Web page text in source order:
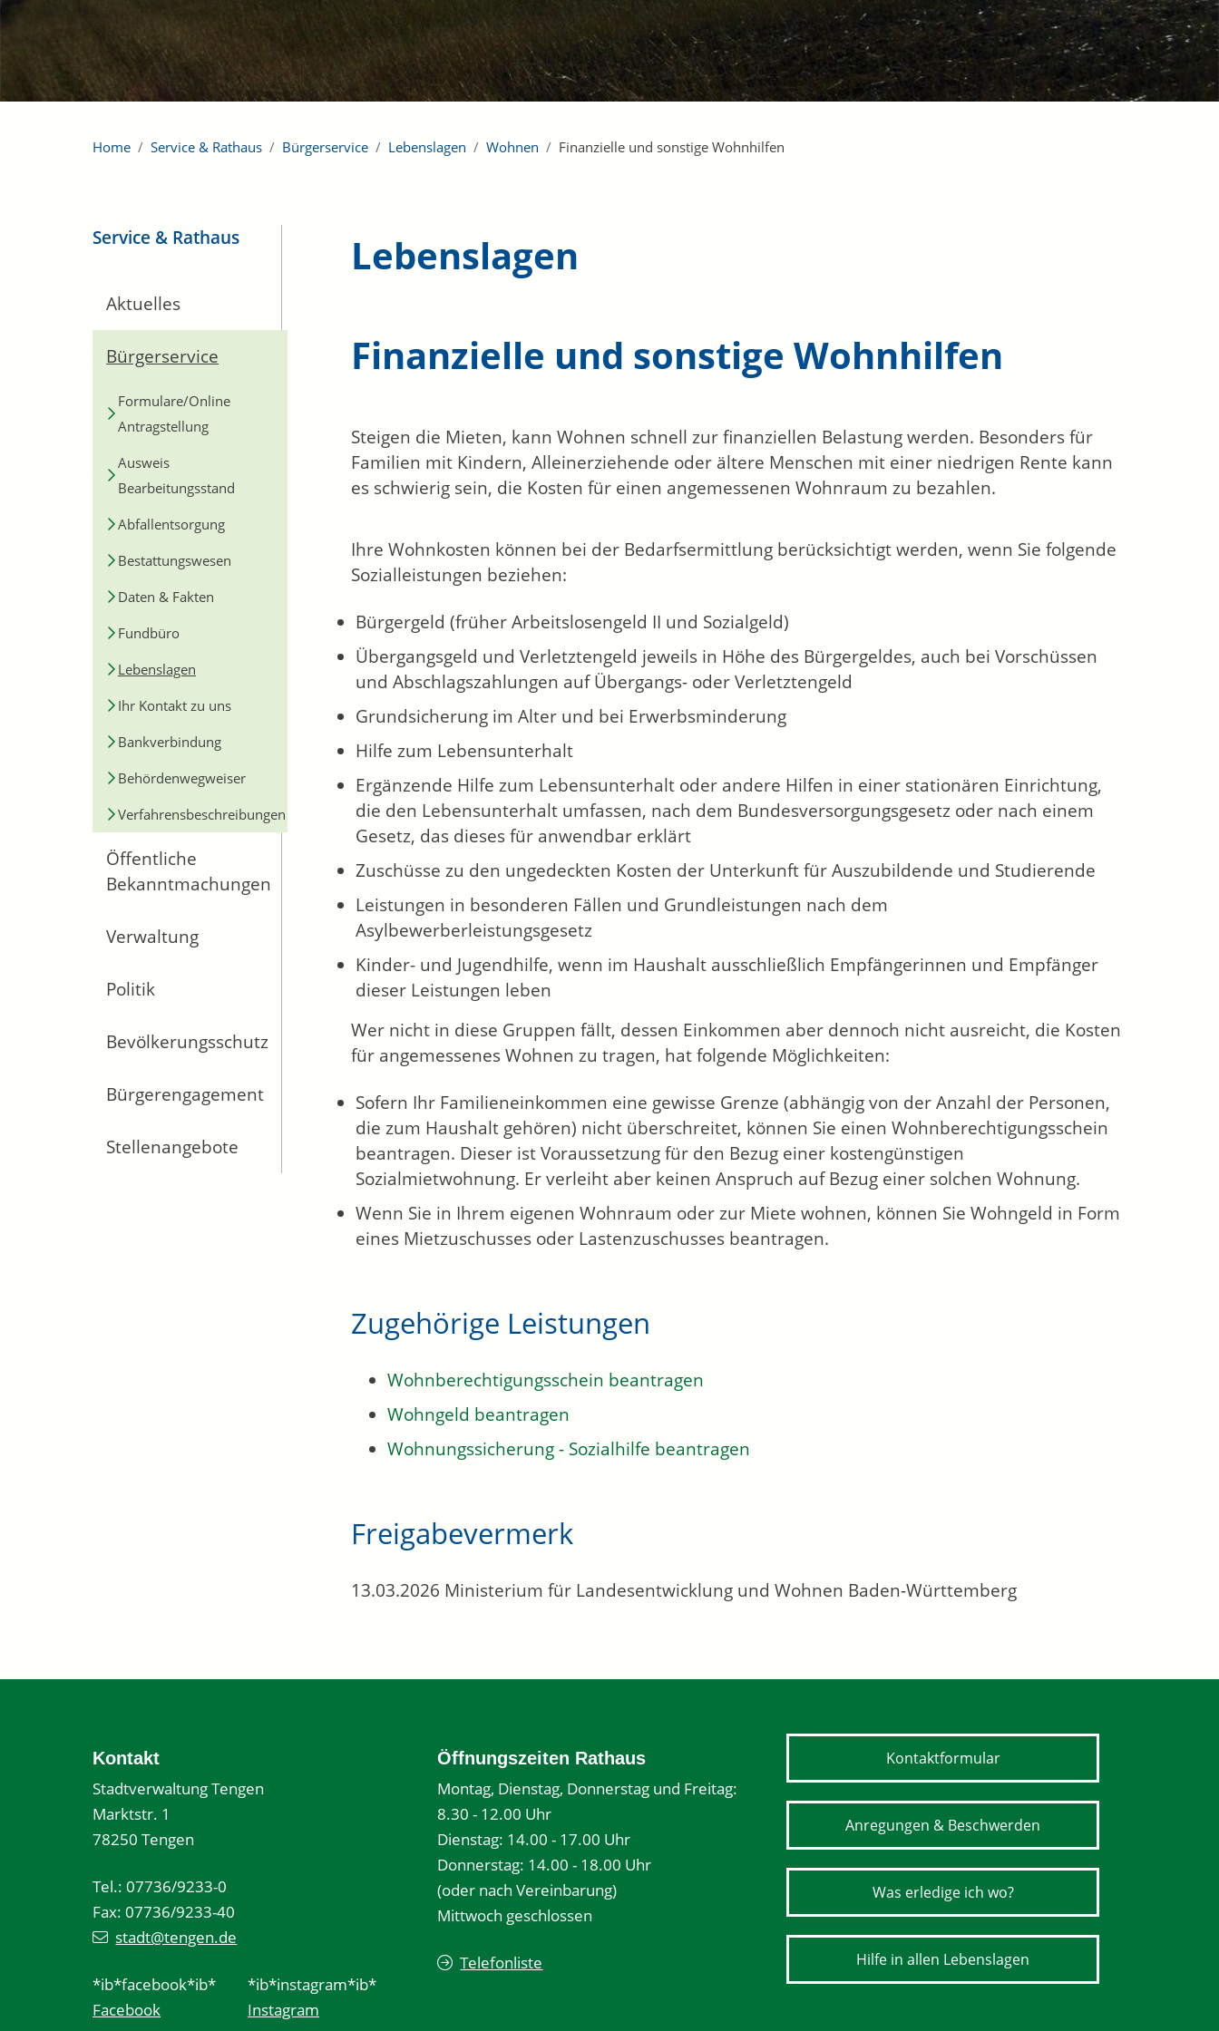
Home Service & Rathaus Bürgerservice Lebenslagen Wohnen Finanzielle und sonstige Wohnhilfen
Service & Rathaus
Aktuelles
Bürgerservice
Formulare/Online
Antragstellung
Ausweis
Bearbeitungsstand
Abfallentsorgung
Bestattungswesen
Daten & Fakten
Fundbüro
Lebenslagen
Ihr Kontakt zu uns
Bankverbindung
Behördenwegweiser
Verfahrensbeschreibungen
Öffentliche
Bekanntmachungen
Verwaltung
Politik
Bevölkerungsschutz
Bürgerengagement
Stellenangebote
Lebenslagen
Finanzielle und sonstige Wohnhilfen
Steigen die Mieten, kann Wohnen schnell zur finanziellen Belastung werden. Besonders für
Familien mit Kindern, Alleinerziehende oder ältere Menschen mit einer niedrigen Rente kann
es schwierig sein, die Kosten für einen angemessenen Wohnraum zu bezahlen.
Ihre Wohnkosten können bei der Bedarfsermittlung berücksichtigt werden, wenn Sie folgende
Sozialleistungen beziehen:
Bürgergeld (früherArbeitslosengeld II und Sozialgeld)
Übergangsgeld und Verletztengeld jeweils in Höhe des Bürgergeldes, auch bei Vorschüssen
und Abschlagszahlungen auf Übergangs- oder Verletztengeld
Grundsicherung im Alter und bei Erwerbsminderung
Hilfe zum Lebensunterhalt
Ergänzende Hilfe zum Lebensunterhalt oder andere Hilfen in einer stationären Einrichtung,
die den Lebensunterhalt umfassen, nach dem Bundesversorgungsgesetz oder nach einem
Gesetz, das dieses für anwendbar erklärt
Zuschüsse zu den ungedeckten Kosten der Unterkunft für Auszubildende und Studierende
Leistungen in besonderen Fällen und Grundleistungen nach dem
Asylbewerberleistungsgesetz
Kinder- und Jugendhilfe, wenn im Haushalt ausschließlich Empfängerinnen und Empfänger
dieser Leistungen leben
Wer nicht in diese Gruppen fällt, dessen Einkommen aber dennoch nicht ausreicht, die Kosten
für angemessenes Wohnen zu tragen, hat folgende Möglichkeiten:
Sofern Ihr Familieneinkommen eine gewisse Grenze (abhängig von der Anzahl der Personen,
die zum Haushalt gehören) nicht überschreitet, können Sie einen Wohnberechtigungsschein
beantragen. Dieser ist Voraussetzung für den Bezug einer kostengünstigen
Sozialmietwohnung. Er verleiht aber keinen Anspruch auf Bezug einer solchen Wohnung.
Wenn Sie in Ihrem eigenen Wohnraum oder zur Miete wohnen, können Sie Wohngeld in Form
eines Mietzuschusses oder Lastenzuschusses beantragen.
Zugehörige Leistungen
Wohnberechtigungsschein beantragen
Wohngeld beantragen
Wohnungssicherung - Sozialhilfe beantragen
Freigabevermerk
13.03.2026 Ministerium für Landesentwicklung und Wohnen Baden-Württemberg
Kontakt
Stadtverwaltung Tengen
Marktstr. 1
78250 Tengen
Tel.: 07736/9233-0
Fax: 07736/9233-40
stadt@tengen.de
*ib*facebook*ib*
Facebook
*ib*instagram*ib*
Instagram
Öffnungszeiten Rathaus
Montag, Dienstag, Donnerstag und Freitag:
8.30 - 12.00 Uhr
Dienstag: 14.00 - 17.00 Uhr
Donnerstag: 14.00 - 18.00 Uhr
(oder nach Vereinbarung)
Mittwoch geschlossen
Telefonliste
Kontaktformular
Anregungen & Beschwerden
Was erledige ich wo?
Hilfe in allen Lebenslagen